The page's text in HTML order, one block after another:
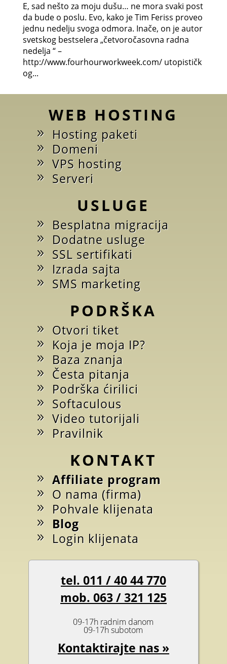
E, sad nešto za moju dušu… ne mora svaki post
da bude o poslu. Evo, kako je Tim Feriss proveo
jednu nedelju svoga odmora. Inače, on je autor
svetskog bestselera „četvoročasovna radna
nedelja “ –
http://www.fourhourworkweek.com/ utopističk
og...
WEB HOSTING
Hosting paketi
Domeni
VPS hosting
Serveri
USLUGE
Besplatna migracija
Dodatne usluge
SSL sertifikati
Izrada sajta
SMS marketing
PODRŠKA
Otvori tiket
Koja je moja IP?
Baza znanja
Česta pitanja
Podrška ćirilici
Softaculous
Video tutorijali
Pravilnik
KONTAKT
Affiliate program
O nama (firma)
Pohvale klijenata
Blog
Login klijenata
tel. 011 / 40 44 770
mob. 063 / 321 125
09-17h radnim danom
09-17h subotom
Kontaktirajte nas »